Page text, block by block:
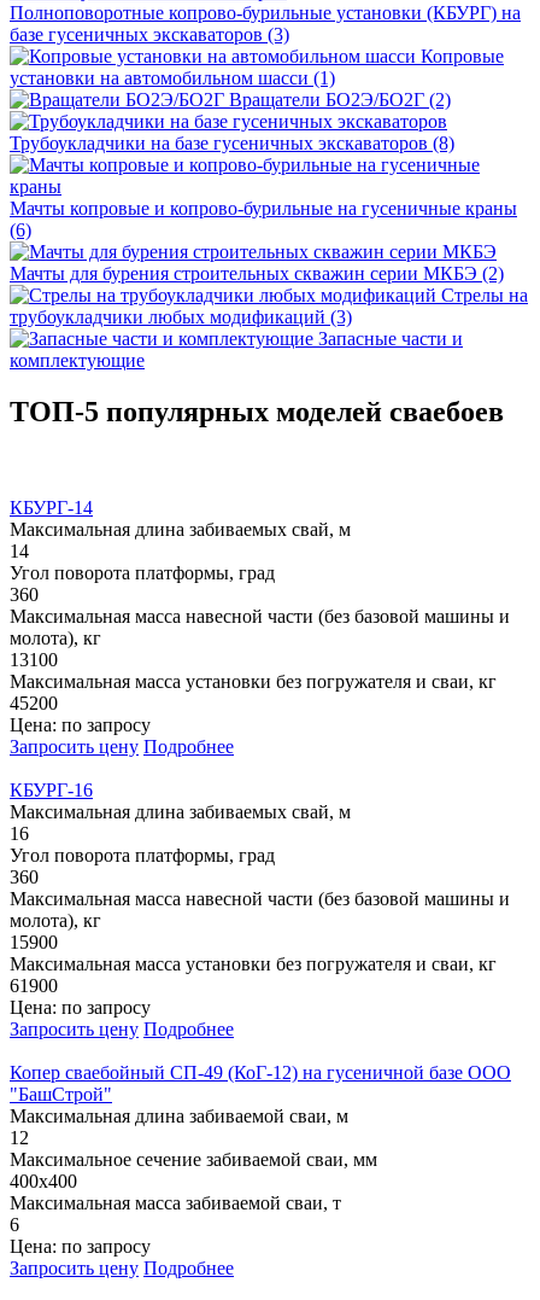
Полноповоротные копрово-бурильные установки (КБУРГ) на
базе гусеничных экскаваторов (3)
Копровые
установки на автомобильном шасси (1)
Вращатели БО2Э/БО2Г (2)
Трубоукладчики на базе гусеничных экскаваторов (8)
Мачты копровые и копрово-бурильные на гусеничные краны
(6)
Мачты для бурения строительных скважин серии МКБЭ (2)
Стрелы на
трубоукладчики любых модификаций (3)
Запасные части и
комплектующие
ТОП-5 популярных моделей сваебоев
КБУРГ-14
Максимальная длина забиваемых свай, м
14
Угол поворота платформы, град
360
Максимальная масса навесной части (без базовой машины и
молота), кг
13100
Максимальная масса установки без погружателя и сваи, кг
45200
Цена: по запросу
Запросить цену Подробнее
КБУРГ-16
Максимальная длина забиваемых свай, м
16
Угол поворота платформы, град
360
Максимальная масса навесной части (без базовой машины и
молота), кг
15900
Максимальная масса установки без погружателя и сваи, кг
61900
Цена: по запросу
Запросить цену Подробнее
Копер сваебойный СП-49 (КоГ-12) на гусеничной базе ООО
"БашСтрой"
Максимальная длина забиваемой сваи, м
12
Максимальное сечение забиваемой сваи, мм
400х400
Максимальная масса забиваемой сваи, т
6
Цена: по запросу
Запросить цену Подробнее